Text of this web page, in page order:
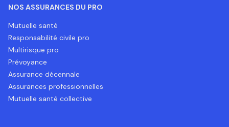
NOS ASSURANCES DU PRO
Mutuelle santé
Responsabilité civile pro
Multirisque pro
Prévoyance
Assurance décennale
Assurances professionnelles
Mutuelle santé collective